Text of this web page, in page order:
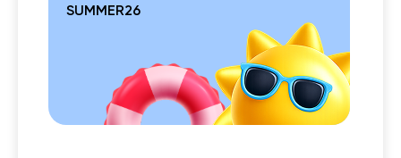
SUMMER26